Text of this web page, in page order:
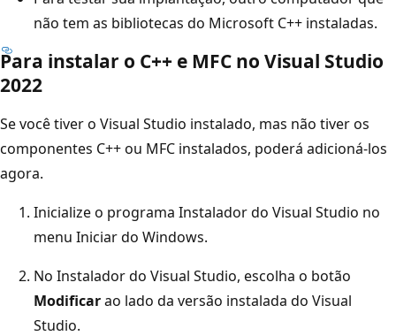
não tem as bibliotecas do Microsoft C++ instaladas.
Para instalar o C++ e MFC no Visual Studio
2022
Se você tiver o Visual Studio instalado, mas não tiver os
componentes C++ ou MFC instalados, poderá adicioná-los
agora.
Inicialize o programa Instalador do Visual Studio no
menu Iniciar do Windows.
No Instalador do Visual Studio, escolha o botão
Modificarao lado da versão instalada do Visual
Studio.